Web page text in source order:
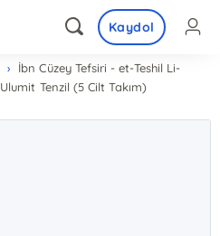
Kaydol
İbn Cüzey Tefsiri - et-Teshil Li-
Ulumit Tenzil (5 Cilt Takım)